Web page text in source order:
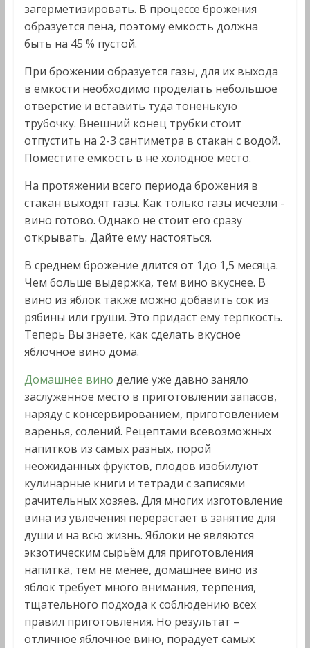
загерметизировать. В процессе брожения
образуется пена, поэтому емкость должна
быть на 45 % пустой.
При брожении образуется газы, для их выхода
в емкости необходимо проделать небольшое
отверстие и вставить туда тоненькую
трубочку. Внешний конец трубки стоит
отпустить на 2-3 сантиметра в стакан с водой.
Поместите емкость в не холодное место.
На протяжении всего периода брожения в
стакан выходят газы. Как только газы исчезли -
вино готово. Однако не стоит его сразу
открывать. Дайте ему настояться.
В среднем брожение длится от 1до 1,5 месяца.
Чем больше выдержка, тем вино вкуснее. В
вино из яблок также можно добавить сок из
рябины или груши. Это придаст ему терпкость.
Теперь Вы знаете, как сделать вкусное
яблочное вино дома.
Домашнее вино делие уже давно заняло
заслуженное место в приготовлении запасов,
наряду с консервированием, приготовлением
варенья, солений. Рецептами всевозможных
напитков из самых разных, порой
неожиданных фруктов, плодов изобилуют
кулинарные книги и тетради с записями
рачительных хозяев. Для многих изготовление
вина из увлечения перерастает в занятие для
души и на всю жизнь. Яблоки не являются
экзотическим сырьём для приготовления
напитка, тем не менее, домашнее вино из
яблок требует много внимания, терпения,
тщательного подхода к соблюдению всех
правил приготовления. Но результат –
отличное яблочное вино, порадует самых